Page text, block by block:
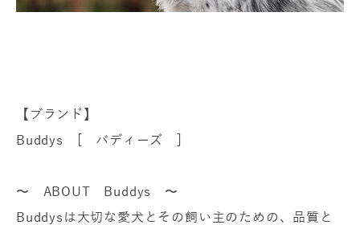
【ブランド】
Buddys [ バディーズ ]
〜 ABOUT Buddys 〜
Buddysは大切な愛犬とその飼い主のための、品質と